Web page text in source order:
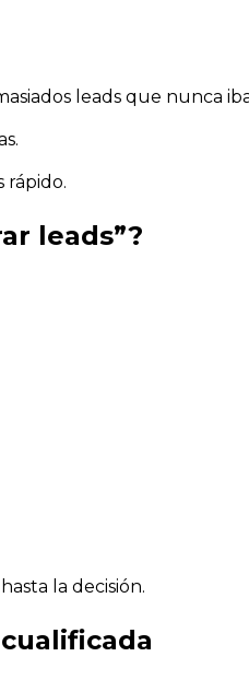
leads que nunca
rápido.
leads”?
la decisión.